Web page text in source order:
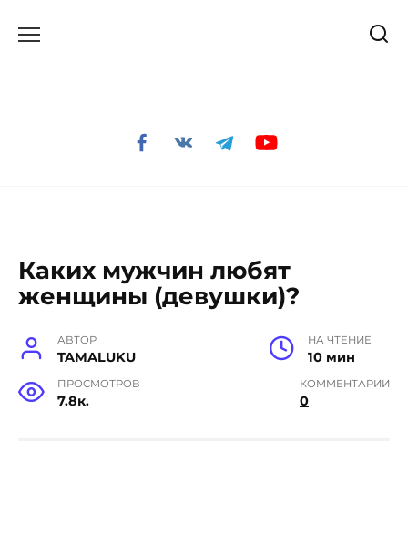
Каких мужчин любят
женщины (девушки)?
АВТОР
TAMALUKU
НА ЧТЕНИЕ
10 мин
ПРОСМОТРОВ
7.8к.
КОММЕНТАРИИ
0